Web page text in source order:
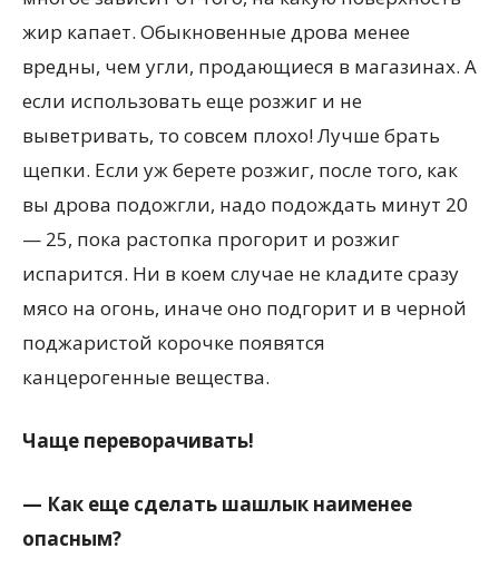
жир капает. Обыкновенные дрова менее
вредны, чем угли, продающиеся в магазинах. А
если использовать еще розжиг и не
выветривать, то совсем плохо! Лучше брать
щепки. Если уж берете розжиг, после того, как
вы дрова подожгли, надо подождать минут 20
— 25, пока растопка прогорит и розжиг
испарится. Ни в коем случае не кладите сразу
мясо на огонь, иначе оно подгорит и в черной
поджаристой корочке появятся
канцерогенные вещества.
Чаще переворачивать!
— Как еще сделать шашлык наименее
опасным?